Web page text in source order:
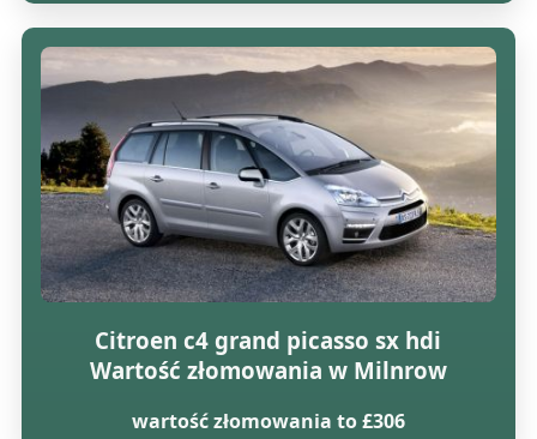
Citroen c4 grand picasso sx hdi
Wartość złomowania w Milnrow
wartość złomowania to £306